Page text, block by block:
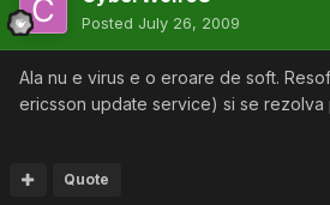
Posted July 26, 2009
Ala nu e virus e o eroare de soft.
ericsson update service) si se rezolva
Quote